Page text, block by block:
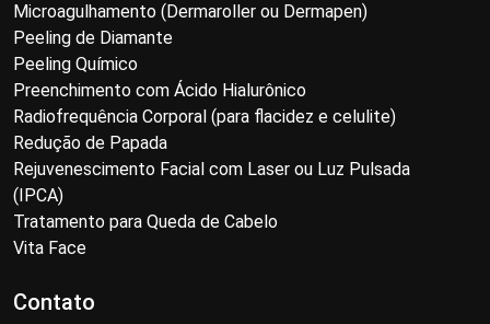
Microagulhamento (Dermaroller ou Dermapen)
Peeling de Diamante
Peeling Químico
Preenchimento com Ácido Hialurônico
Radiofrequência Corporal (para flacidez e celulite)
Redução de Papada
Rejuvenescimento Facial com Laser ou Luz Pulsada
(IPCA)
Tratamento para Queda de Cabelo
Vita Face
Contato